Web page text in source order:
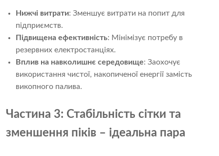
Нижчі витрати: Зменшує витрати на попит для
підприємств.
Підвищена ефективність: Мінімізує потребу в
резервних електростанціях.
Вплив на навколишнє середовище: Заохочує
використання чистої, накопиченої енергії замість
викопного палива.
Частина 3: Стабільність сітки та
зменшення піків – ідеальна пара